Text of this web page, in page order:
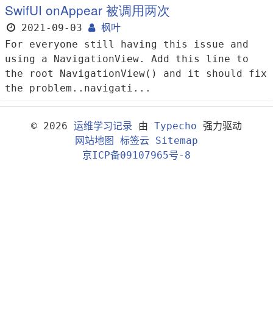
SwifUI onAppear 被调用两次
2021-09-03
枫叶
For everyone still having this issue and
using a NavigationView. Add this line to
the root NavigationView() and it should fix
the problem..navigati...
© 2026 运维学习记录 由 Typecho 强力驱动
网站地图
标签云 Sitemap
京ICP备09107965号-8